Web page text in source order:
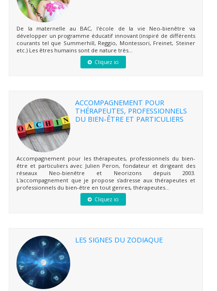
De la maternelle au BAC, l'école de la vie Neo-bienêtre va
développer un programme éducatif innovant (inspiré de différents
courants tel que Summerhill, Reggio, Montessori, Freinet, Steiner
etc.) Les êtres humains sont de nature très...
Cliquez ici
ACCOMPAGNEMENT POUR
THÉRAPEUTES, PROFESSIONNELS
DU BIEN-ÊTRE ET PARTICULIERS
Accompagnement pour les thérapeutes, professionnels du bien-
être et particuliers avec Julien Peron, fondateur et dirigeant des
réseaux Neo-bienêtre et Neorizons depuis 2003.
L'accompagnement que je propose s'adresse aux thérapeutes et
professionnels du bien-être en tout genres, thérapeutes...
Cliquez ici
LES SIGNES DU ZODIAQUE